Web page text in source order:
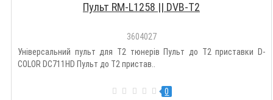
Пульт RM-L1258 || DVB-T2
3604027
Універсальний пульт для T2 тюнерів Пульт до Т2 приставки D-
COLOR DC711HD Пульт до Т2 пристав..
0